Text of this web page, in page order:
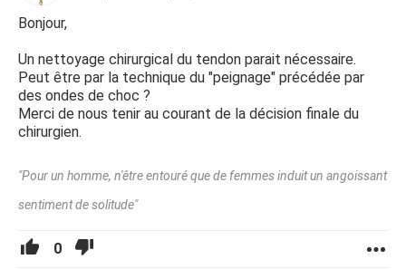
Bonjour,
Un nettoyage chirurgical du tendon parait nécessaire.
Peut être par la technique du "peignage" précédée par
des ondes de choc ?
Merci de nous tenir au courant de la décision finale du
chirurgien.
"Pour un homme, n'être entouré que de femmes induit un angoissant
sentiment de solitude"
0